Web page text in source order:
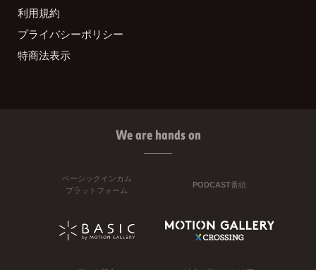
利用規約
プライバシーポリシー
特商法表示
We are hands on
ベーシックインカム
プラットフォーム
PODCAST番組